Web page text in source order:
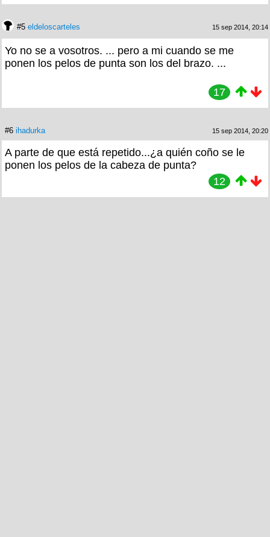
#5 eldeloscarteles 15 sep 2014, 20:14
Yo no se a vosotros. ... pero a mi cuando se me
ponen los pelos de punta son los del brazo. ...
17
#6 ihadurka 15 sep 2014, 20:20
A parte de que está repetido...¿a quién coño se le
ponen los pelos de la cabeza de punta?
12